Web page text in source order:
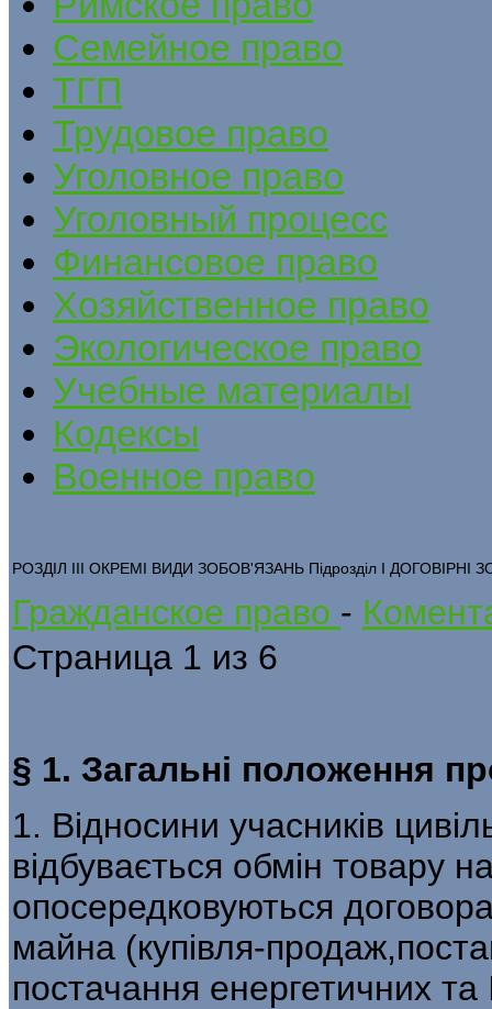
Семейное право
ТГП
Трудовое право
Уголовное право
Уголовный процесс
Финансовое право
Хозяйственное право
Экологическое право
Учебные материалы
Кодексы
Военное право
РОЗДІЛ III ОКРЕМІ ВИДИ ЗОБОВ'ЯЗАНЬ Підрозділ І ДОГОВІРНІ
Гражданское право -
Страница 1 из 6
§ 1. Загальні положення
1. Відносини учасників
відбувається обмін товару
опосередковуються
майна (купівля-
постачання енергетичних